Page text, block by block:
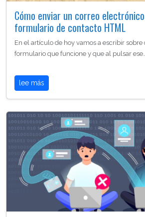
Cómo enviar un correo
formulario de contacto HTML
En el artículo de hoy vamos a escribir
formulario que funcione y que al pulsar ese…
lee más